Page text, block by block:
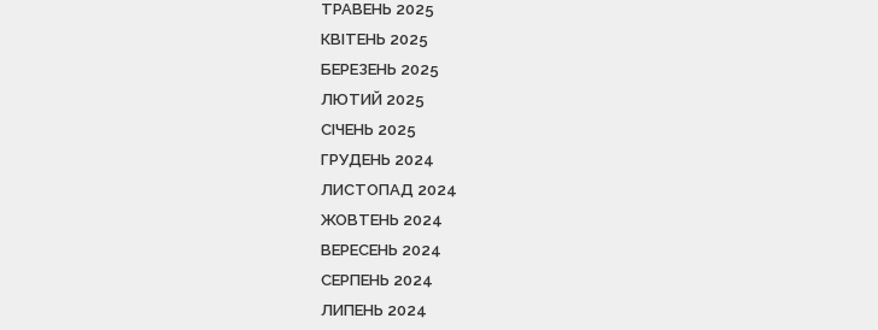
ТРАВЕНЬ 2025
КВІТЕНЬ 2025
БЕРЕЗЕНЬ 2025
ЛЮТИЙ 2025
СІЧЕНЬ 2025
ГРУДЕНЬ 2024
ЛИСТОПАД 2024
ЖОВТЕНЬ 2024
ВЕРЕСЕНЬ 2024
СЕРПЕНЬ 2024
ЛИПЕНЬ 2024